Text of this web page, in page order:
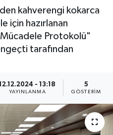
kahverengi kokarca
için hazırlanan
Protokolü"
tarafından
- 13:18
YAYINLANMA
5
GÖSTERIM